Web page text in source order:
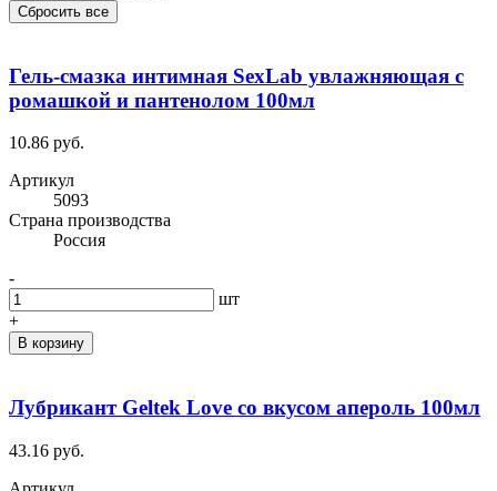
Сбросить все
Гель-смазка интимная SexLab увлажняющая с
ромашкой и пантенолом 100мл
10.86 руб.
Артикул
5093
Cтрана производства
Россия
-
шт
+
В корзину
Лубрикант Geltek Love со вкусом апероль 100мл
43.16 руб.